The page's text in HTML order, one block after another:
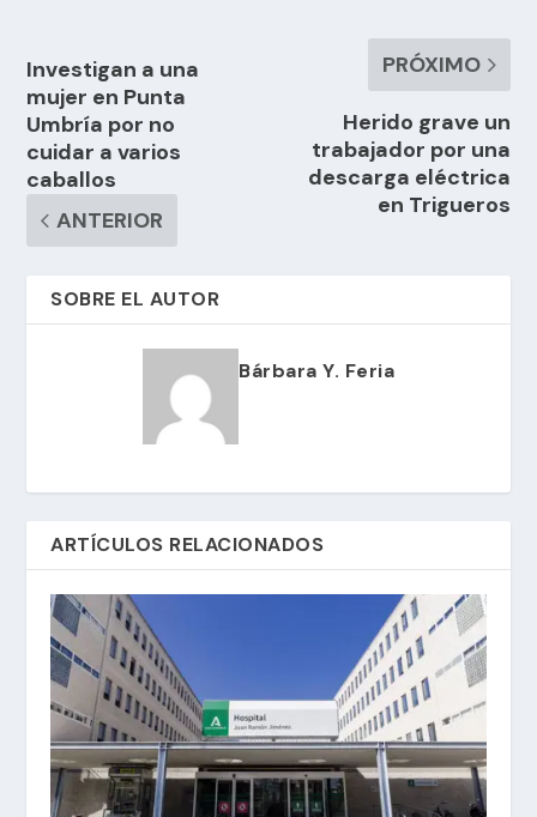
Investigan a una
mujer en Punta
Umbría por no
cuidar a varios
caballos
ANTERIOR
PRÓXIMO
Herido grave un
trabajador por una
descarga eléctrica
en Trigueros
SOBRE EL AUTOR
Bárbara Y. Feria
ARTÍCULOS RELACIONADOS